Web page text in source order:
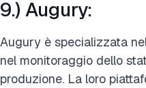
9.) Augury:
Augury è specializzata
nel monitoraggio dello
produzione. La loro